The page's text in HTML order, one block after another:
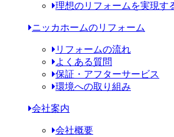
理想のリフォームを実現す
ニッカホームのリフォーム
リフォームの流れ
よくある質問
保証・アフターサービス
環境への取り組み
会社案内
会社概要